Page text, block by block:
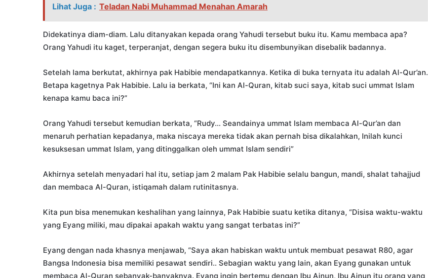
Lihat Juga : Teladan Nabi Muhammad Menahan Amarah
Didekatinya diam-diam. Lalu ditanyakan kepada orang Yahudi tersebut buku itu. Kamu membaca apa?
Orang Yahudi itu kaget, terperanjat, dengan segera buku itu disembunyikan disebalik badannya.
Setelah lama berkutat, akhirnya pak Habibie mendapatkannya. Ketika di buka ternyata itu adalah Al-Qur’an.
Betapa kagetnya Pak Habibie. Lalu ia berkata, “Ini kan Al-Quran, kitab suci saya, kitab suci ummat Islam
kenapa kamu baca ini?”
Orang Yahudi tersebut kemudian berkata, “Rudy… Seandainya ummat Islam membaca Al-Qur’an dan
menaruh perhatian kepadanya, maka niscaya mereka tidak akan pernah bisa dikalahkan, Inilah kunci
kesuksesan ummat Islam, yang ditinggalkan oleh ummat Islam sendiri”
Akhirnya setelah menyadari hal itu, setiap jam 2 malam Pak Habibie selalu bangun, mandi, shalat tahajjud
dan membaca Al-Quran, istiqamah dalam rutinitasnya.
Kita pun bisa menemukan keshalihan yang lainnya, Pak Habibie suatu ketika ditanya, “Disisa waktu-waktu
yang Eyang miliki, mau dipakai apakah waktu yang sangat terbatas ini?”
Eyang dengan nada khasnya menjawab, “Saya akan habiskan waktu untuk membuat pesawat R80, agar
Bangsa Indonesia bisa memiliki pesawat sendiri.. Sebagian waktu yang lain, akan Eyang gunakan untuk
membaca Al-Quran sebanyak-banyaknya. Eyang ingin bertemu dengan Ibu Ainun, Ibu Ainun itu orang yang